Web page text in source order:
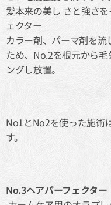
髪本来の美し さと強さ
ェクター
カラー剤、パーマ剤を
ため、No.2を根元から
ングし放置。
No1とNo2を使った施術
す。
No.3ヘアパーフェクター